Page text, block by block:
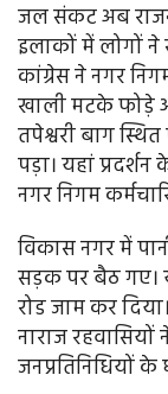
जल संकट अब
इलाकों में लोगों ने
कांग्रेस ने नगर
खाली मटके फोड़े
तपेश्वरी बाग
पड़ा। यहां
नगर निगम
विकास नगर में
सड़क पर बैठ गए।
रोड जाम कर
नाराज
जनप्रतिनिधियों